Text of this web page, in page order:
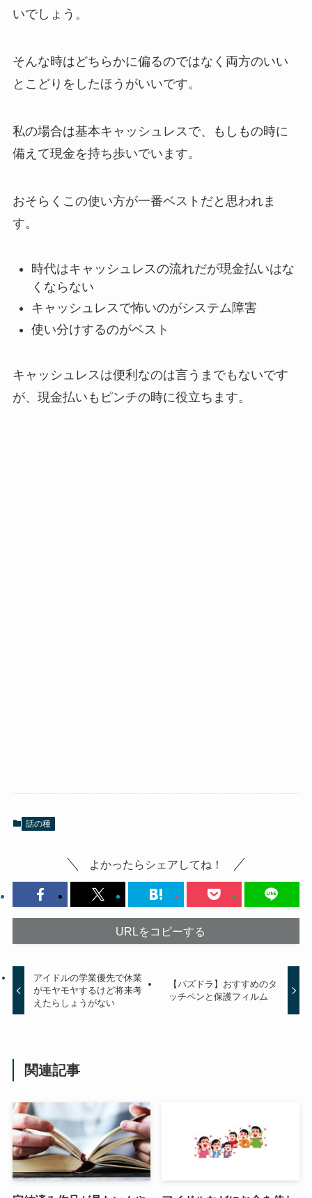
いでしょう。
そんな時はどちらかに偏るのではなく両方のいい
とこどりをしたほうがいいです。
私の場合は基本キャッシュレスで、もしもの時に
備えて現金を持ち歩いでいます。
おそらくこの使い方が一番ベストだと思われま
す。
時代はキャッシュレスの流れだが現金払いはな
くならない
キャッシュレスで怖いのがシステム障害
使い分けするのがベスト
キャッシュレスは便利なのは言うまでもないです
が、現金払いもピンチの時に役立ちます。
話の種
よかったらシェアしてね！
URLをコピーする
アイドルの学業優先で休業
がモヤモヤするけど将来考
えたらしょうがない
【パズドラ】おすすめのタ
ッチペンと保護フィルム
関連記事